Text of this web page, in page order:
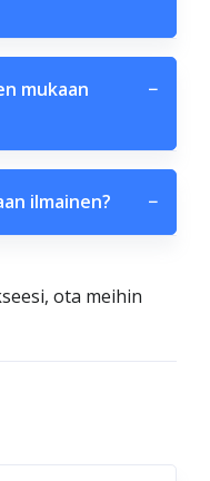
mukaan
−
ilmainen? −
ota meihin